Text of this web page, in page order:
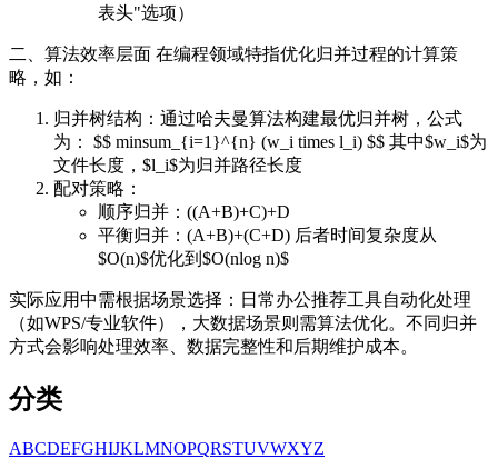
表头"选项）
二、算法效率层面 在编程领域特指优化归并过程的计算策
略，如：
归并树结构：通过哈夫曼算法构建最优归并树，公式
为： $$ minsum_{i=1}^{n} (w_i times l_i) $$ 其中$w_i$为
文件长度，$l_i$为归并路径长度
配对策略：
顺序归并：((A+B)+C)+D
平衡归并：(A+B)+(C+D) 后者时间复杂度从
$O(n)$优化到$O(nlog n)$
实际应用中需根据场景选择：日常办公推荐工具自动化处理
（如WPS/专业软件），大数据场景则需算法优化。不同归并
方式会影响处理效率、数据完整性和后期维护成本。
分类
ABCDEFGHIJKLMNOPQRSTUVWXYZ